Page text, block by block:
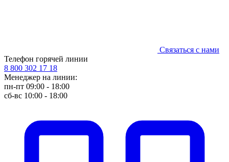
Связаться с нами
Телефон горячей линии
8 800 302 17 18
Менеджер на линии:
пн-пт 09:00 - 18:00
сб-вс 10:00 - 18:00